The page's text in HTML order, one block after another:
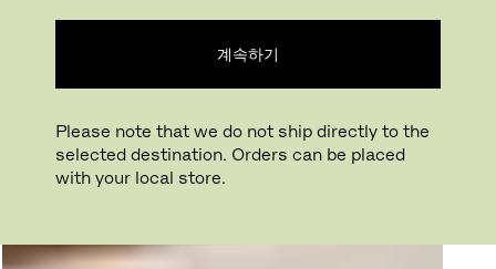
계속하기
Please note that we do not ship directly to the
selected destination. Orders can be placed
with your local store.